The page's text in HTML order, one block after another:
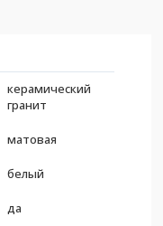
керамический
гранит
матовая
белый
да